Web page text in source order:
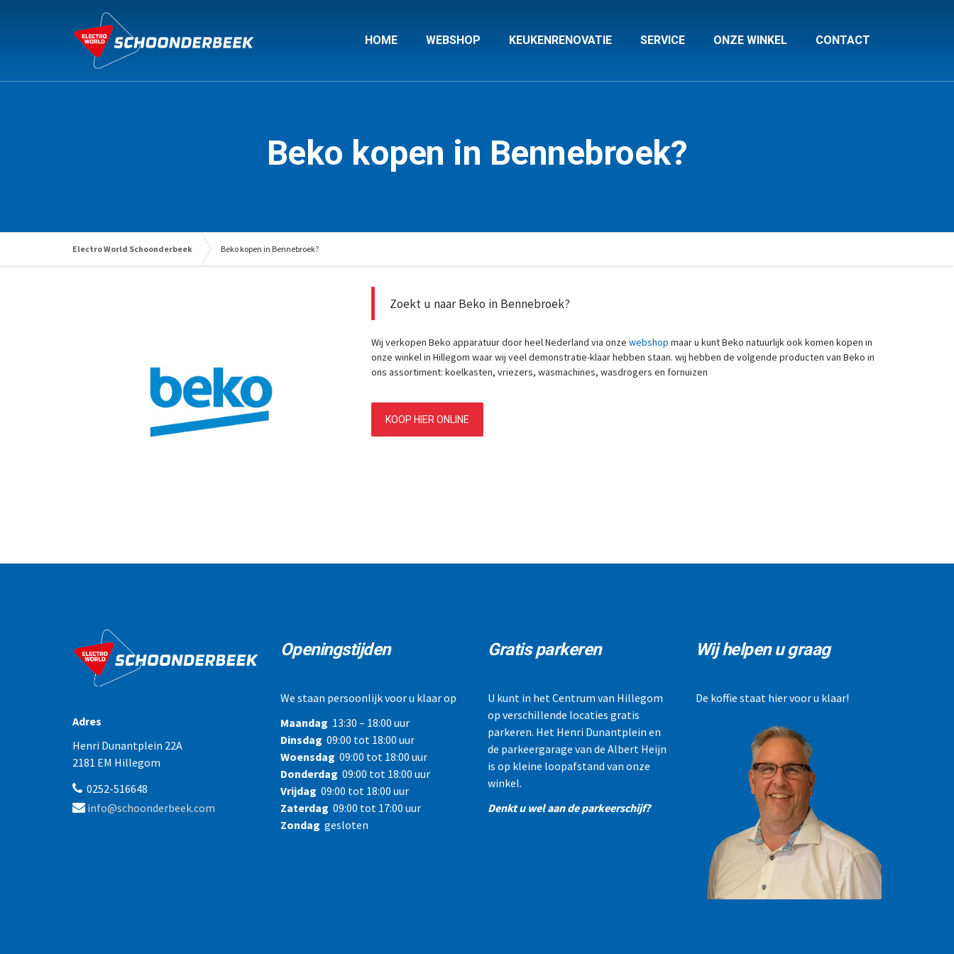
HOME WEBSHOP KEUKENRENOVATIE SERVICE ONZE WINKEL CONTACT
Beko kopen in Bennebroek?
Electro World Schoonderbeek Beko kopen in Bennebroek?
Zoekt u naar Beko in Bennebroek?
Wij verkopen Beko apparatuur door heel Nederland via onzewebshop maar u kunt Beko natuurlijk ook komen kopen in
onze winkel in Hillegom waar wij veel demonstratie-klaar hebben staan. wij hebben de volgende producten van Beko in
ons assortiment: koelkasten, vriezers, wasmachines, wasdrogers en fornuizen
KOOP HIER ONLINE
Adres
Henri Dunantplein 22A
2181 EM Hillegom
0252-516648
info@schoonderbeek.com
Openingstijden
We staan persoonlijk voor u klaar op
Maandag 13:30 – 18:00 uur
Dinsdag 09:00 tot 18:00 uur
Woensdag 09:00 tot 18:00 uur
Donderdag 09:00 tot 18:00 uur
Vrijdag 09:00 tot 18:00 uur
Zaterdag 09:00 tot 17:00 uur
Zondag gesloten
Gratis parkeren
U kunt in het Centrum van Hillegom
op verschillende locaties gratis
parkeren. Het Henri Dunantplein en
de parkeergarage van de Albert Heijn
is op kleine loopafstand van onze
winkel.
Denkt u wel aan de parkeerschijf?
Wij helpen u graag
De koffie staat hier voor u klaar!